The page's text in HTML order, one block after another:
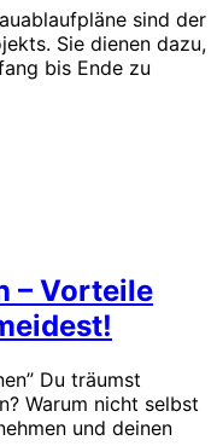
sind der
Sie dienen dazu,
bis Ende zu
– Vorteile
Du träumst
Warum nicht selbst
und deinen